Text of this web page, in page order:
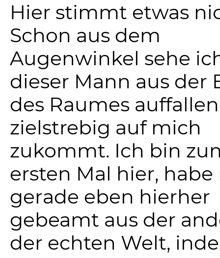
Hier stimmt etwas
Schon aus dem
Augenwinkel sehe
dieser Mann aus der
des Raumes
zielstrebig auf mich
zukommt. Ich bin
ersten Mal hier,
gerade eben hierher
gebeamt aus der
der echten Welt,